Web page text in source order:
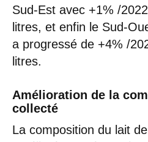
Sud-Est avec +1% /
litres, et enfin le Sud-
a progressé de +4% /
litres.
Amélioration de la
collecté
La composition du lait